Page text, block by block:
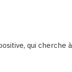
qui cherche à